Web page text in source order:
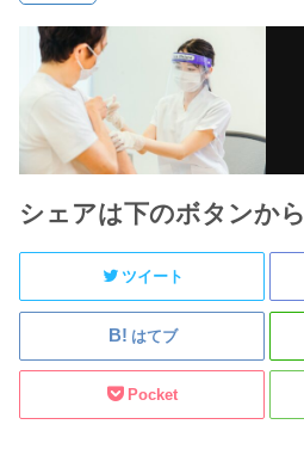
シェアは下のボタンから
ツイート
はてブ
Pocket